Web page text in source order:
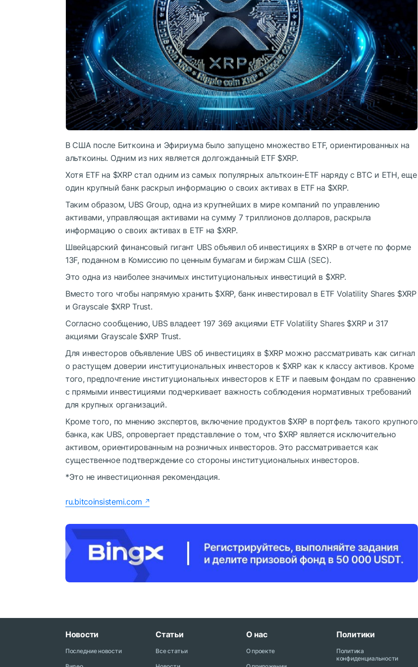
В США после Биткоина и Эфириума было запущено множество ETF, ориентированных на
альткоины. Одним из них является долгожданный ETF $XRP.
Хотя ETF на $XRPстал одним из самых популярных альткоин-ETF наряду с BTC и ETH, еще
один крупный банк раскрыл информацию о своих активах в ETF на $XRP.
Таким образом, UBS Group, одна из крупнейших в мире компаний по управлению
активами, управляющая активами на сумму 7 триллионов долларов, раскрыла
информацию о своих активах в ETF на $XRP.
Швейцарский финансовый гигант UBS объявил об инвестициях в $XRPв отчете по форме
13F, поданном в Комиссию по ценным бумагам и биржам США (SEC).
Это одна из наиболее значимых институциональных инвестиций в $XRP.
Вместо того чтобы напрямую хранить $XRP, банк инвестировал в ETF Volatility Shares $XRP
и Grayscale $XRPTrust.
Согласно сообщению, UBS владеет 197 369 акциями ETF Volatility Shares $XRPи 317
акциями Grayscale $XRPTrust.
Для инвесторов объявление UBS об инвестициях в $XRPможно рассматривать как сигнал
о растущем доверии институциональных инвесторов к $XRPкак к классу активов. Кроме
того, предпочтение институциональных инвесторов к ETF и паевым фондам по сравнению
с прямыми инвестициями подчеркивает важность соблюдения нормативных требований
для крупных организаций.
Кроме того, по мнению экспертов, включение продуктов $XRP в портфель такого крупного
банка, как UBS, опровергает представление о том, что $XRP является исключительно
активом, ориентированным на розничных инвесторов. Это рассматривается как
существенное подтверждение со стороны институциональных инвесторов.
*Это не инвестиционная рекомендация.
ru.bitcoinsistemi.com
Новости
Последние новости
Статьи
Все статьи
О нас
О проекте
Политики
Политика
конфиденциальности